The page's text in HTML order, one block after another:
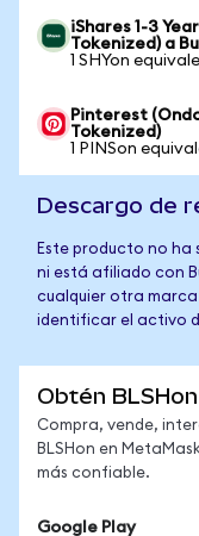
iShares 1-3
Tokenized) a
1 SHYon
Pinterest
Tokenized)
1 PINSon
Descargo de
Este producto no
ni está afiliado con
cualquier otra
identificar el activo
Obtén
Compra, vende,
BLSHon en
más confiable.
Google Play